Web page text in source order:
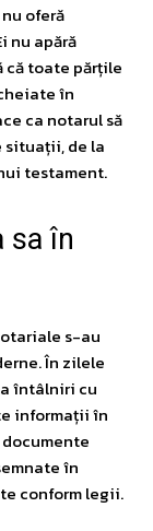
oferă
nu apără
că toate părțile
în
ca notarul să
situații, de la
testament.
sa în
s-au
În zilele
întâlniri cu
informații în
în
conform legii.